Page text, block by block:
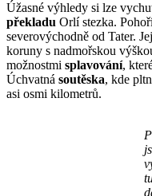
Úžasné výhledy si lze
překladu Orlí stezka.
severovýchodně od Tater.
koruny s nadmořskou
možnostmi splavování,
Úchvatná soutěska, kde
asi osmi kilometrů.